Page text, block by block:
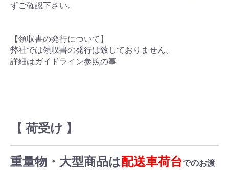
ずご確認下さい。
【領収書の発行について】
弊社では領収書の発行は致しておりません。
詳細はガイドライン参照の事
【 荷受け 】
重量物・大型商品は配送車荷台でのお渡